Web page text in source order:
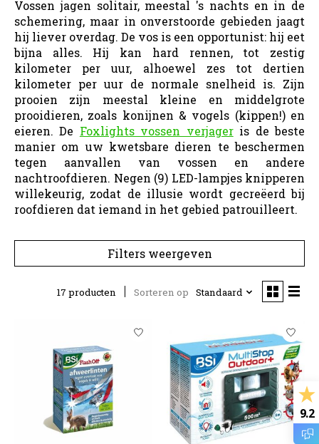
Vossen jagen solitair, meestal 's nachts en in de
schemering, maar in onverstoorde gebieden jaagt
hij liever overdag. De vos is een opportunist: hij eet
bijna alles. Hij kan hard rennen, tot zestig
kilometer per uur, alhoewel zes tot dertien
kilometer per uur de normale snelheid is. Zijn
prooien zijn meestal kleine en middelgrote
prooidieren, zoals konijnen & vogels (kippen!) en
eieren. De Foxlights vossen verjageris de beste
manier om uw kwetsbare dieren te beschermen
tegen aanvallen van vossen en andere
nachtroofdieren. Negen (9) LED-lampjes knipperen
willekeurig, zodat de illusie wordt gecreëerd bij
roofdieren dat iemand in het gebied patrouilleert.
Filters weergeven
17 producten Sorteren op Standaard
9.2